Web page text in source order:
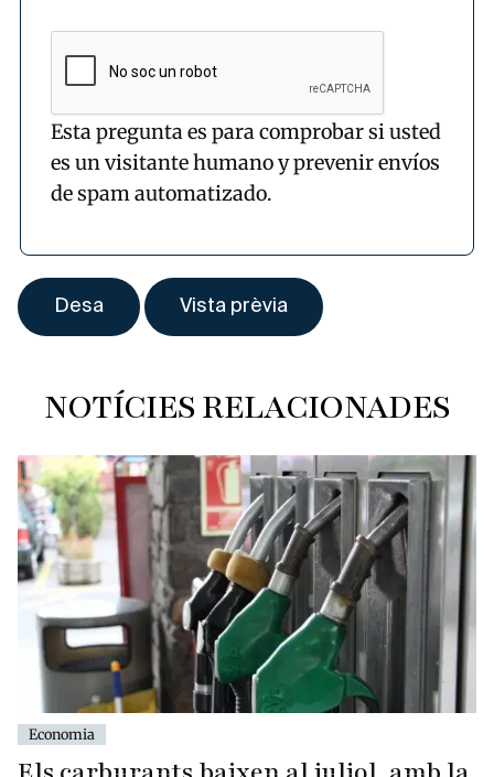
Esta pregunta es para comprobar si usted
es un visitante humano y prevenir envíos
de spam automatizado.
NOTÍCIES RELACIONADES
Economia